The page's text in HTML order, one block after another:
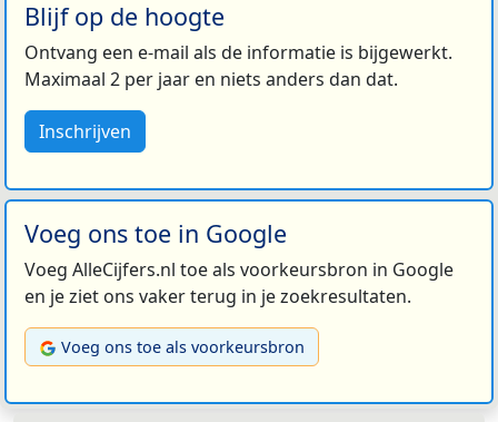
Blijf op de hoogte
Ontvang een e-mail als de informatie is bijgewerkt.
Maximaal 2 per jaar en niets anders dan dat.
Inschrijven
Voeg ons toe in Google
Voeg AlleCijfers.nl toe als voorkeursbron in Google
en je ziet ons vaker terug in je zoekresultaten.
Voeg ons toe als voorkeursbron